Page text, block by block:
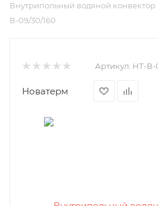
Внутрипольный водяной
В-09/30/160
Артикул: НТ-В-
Новатерм